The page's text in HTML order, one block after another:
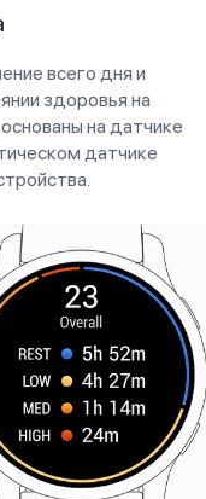
всего дня и
здоровья на
на датчике
датчике